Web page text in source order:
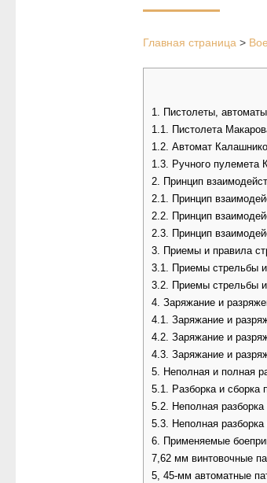
Главная страница >
1. Пистолеты,
1.1. Пистолета
1.2. Автомат
1.3. Ручного пулемета
2. Принцип
2.1. Принцип
2.2. Принцип
2.3. Принцип
3. Приемы и правила
3.1. Приемы стрельбы
3.2. Приемы стрельбы
4. Заряжание и
4.1. Заряжание и
4.2. Заряжание и
4.3. Заряжание и
5. Неполная и полная
5.1. Разборка и сборка
5.2. Неполная
5.3. Неполная
6. Применяемые
7,62 мм винтовочные
5, 45-мм автоматные